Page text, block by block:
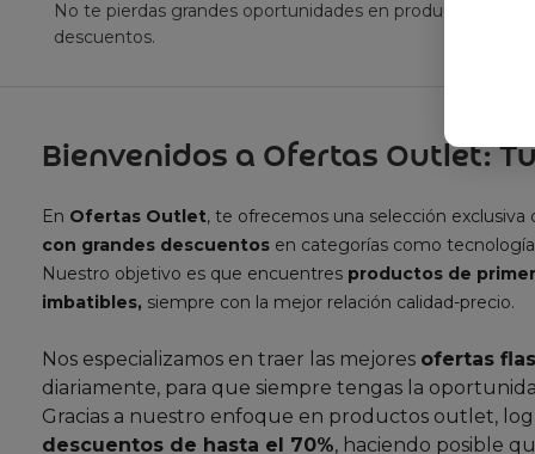
No te pierdas grandes oportunidades en productos
descuentos.
Bienvenidos a Ofertas Outlet:
En Ofertas Outlet, te ofrecemos una selección exclusiva
con grandes descuentos en categorías como
Nuestro objetivo es que encuentres productos de
imbatibles, siempre con la mejor relación calidad-precio.
Nos especializamos en traer las mejores ofertas
diariamente, para que siempre tengas la
Gracias a nuestro enfoque en productos outlet,
descuentos de hasta el 70%, haciendo posible